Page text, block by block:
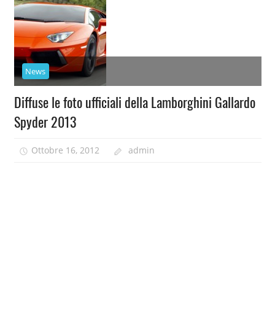
motori
News
Diffuse le foto ufficiali della Lamborghini Gallardo
Spyder 2013
Ottobre 16, 2012 admin